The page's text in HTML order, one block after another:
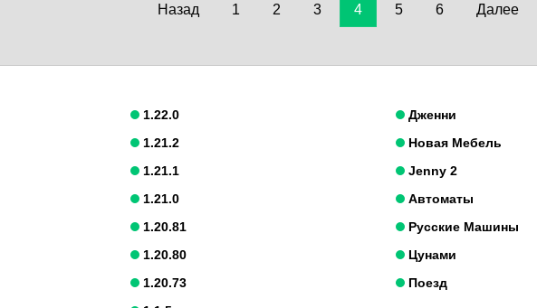
Назад 1 2 3 4 5 6 Далее
1.22.0
1.21.2
1.21.1
1.21.0
1.20.81
1.20.80
1.20.73
Дженни
Новая Мебель
Jenny 2
Автоматы
Русские Машины
Цунами
Поезд